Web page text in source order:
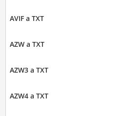
AVIF a TXT
AZW a TXT
AZW3 a TXT
AZW4 a TXT